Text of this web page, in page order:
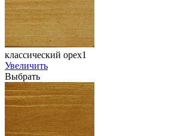
классический орех1
Увеличить
Выбрать